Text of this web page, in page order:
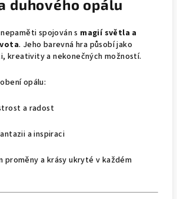
duhového opálu
spojován s magií světla a
. Jeho barevná hra působí jako
kreativity a nekonečných možností.
opálu:
a radost
a inspiraci
proměny a krásy ukryté v každém